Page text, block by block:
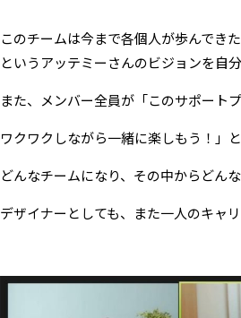
このチームは今まで各個人が歩んでき
というアッテミーさんのビジョンを自
また、メンバー全員が「このサポート
ワクワクしながら一緒に楽しもう！」
どんなチームになり、その中からどん
デザイナーとしても、また一人のキャ